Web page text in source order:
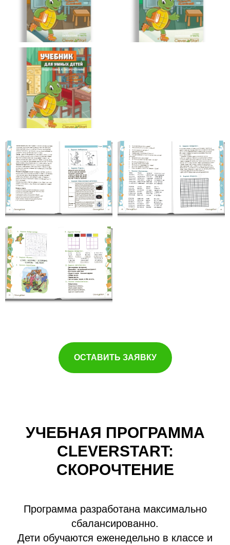
ОСТАВИТЬ ЗАЯВКУ
УЧЕБНАЯ ПРОГРАММА
CLEVERSTART:
СКОРОЧТЕНИЕ
Программа разработана максимально
сбалансированно.
Дети обучаются еженедельно в классе и